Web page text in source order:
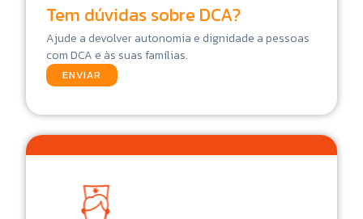
Tem dúvidas sobre DCA?
Ajude a devolver autonomia e dignidade a pessoas
com DCA e às suas famílias.
ENVIAR